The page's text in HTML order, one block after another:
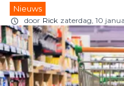
Nieuws
door Rick zaterdag, 10